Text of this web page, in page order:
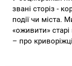
звані сторіз -
події чи міста.
«оживити»
– про